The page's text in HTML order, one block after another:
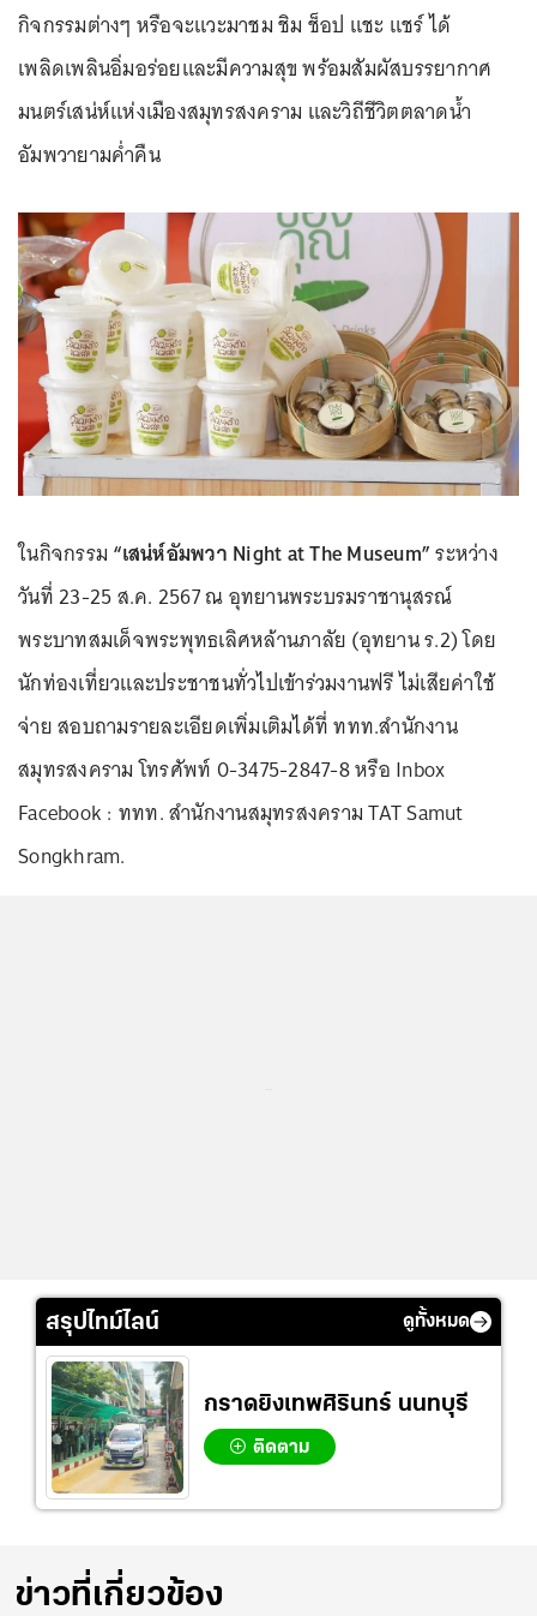
กิจกรรมต่างๆ หรือจะแวะมาชม ชิม ช็อป แชะ แชร์ ได้
เพลิดเพลินอิ่มอร่อยและมีความสุข พร้อมสัมผัสบรรยากาศ
มนตร์เสน่ห์แห่งเมืองสมุทรสงคราม และวิถีชีวิตตลาดน้ำ
อัมพวายามค่ำคืน
ในกิจกรรม “เสน่ห์อัมพวา Night at The Museum”ระหว่าง
วันที่ 23-25 ส.ค. 2567 ณ อุทยานพระบรมราชานุสรณ์
พระบาทสมเด็จพระพุทธเลิศหล้านภาลัย (อุทยาน ร.2) โดย
นักท่องเที่ยวและประชาชนทั่วไปเข้าร่วมงานฟรี ไม่เสียค่าใช้
จ่าย สอบถามรายละเอียดเพิ่มเติมได้ที่ ททท.สำนักงาน
สมุทรสงคราม โทรศัพท์ 0-3475-2847-8 หรือ Inbox
Facebook : ททท. สำนักงานสมุทรสงคราม TAT Samut
Songkhram.
สรุปไทม์ไลน์ ดูทั้งหมด
กราดยิงเทพศิรินทร์ นนทบุรี
ติดตาม
ข่าวที่เกี่ยวข้อง